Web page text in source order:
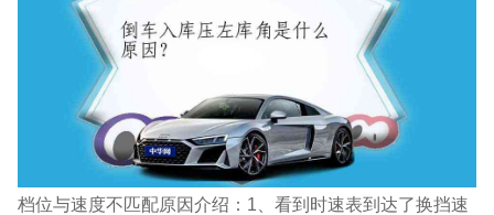
档位与速度不匹配原因介绍：1、看到时速表到达了换挡速